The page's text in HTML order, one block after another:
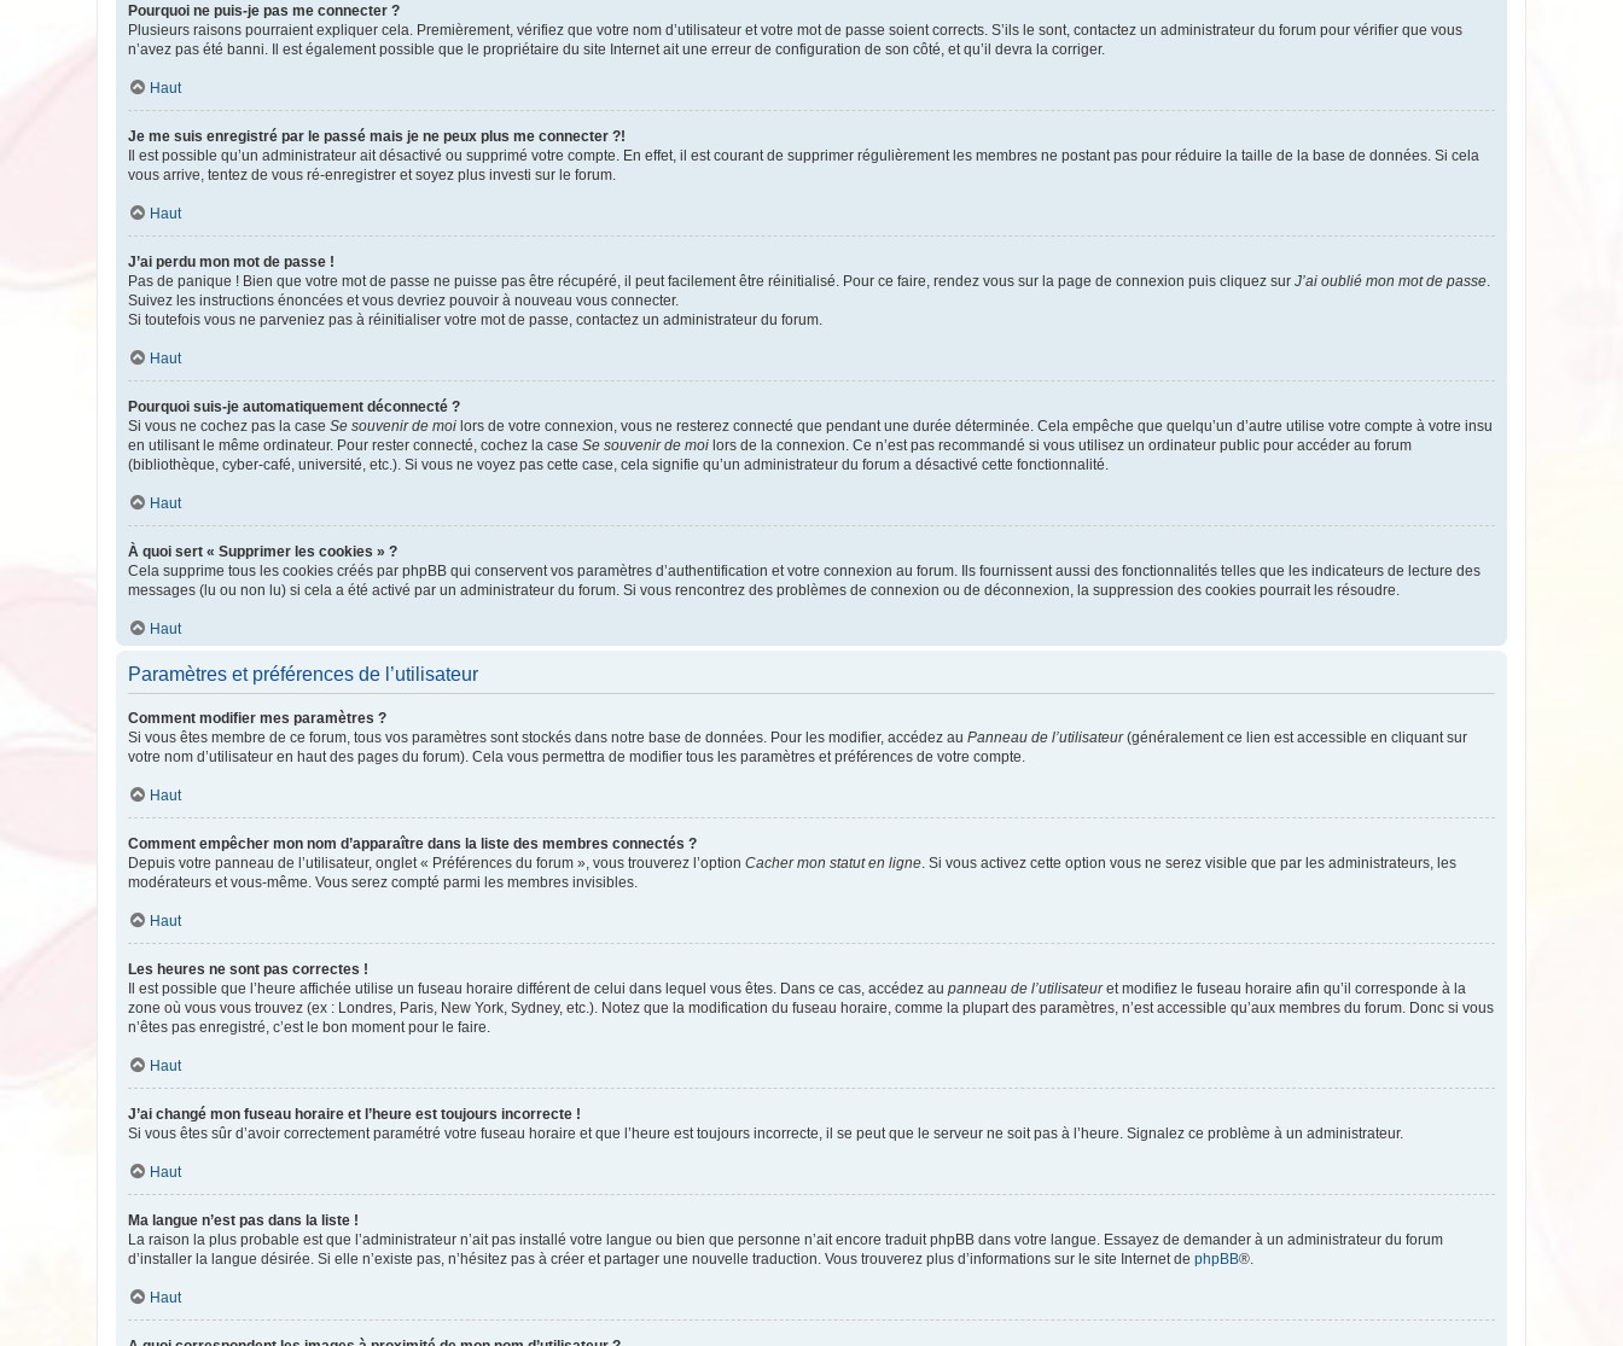
Pourquoi ne puis-je pas me connecter ?
Plusieurs raisons pourraient expliquer cela. Premièrement, vérifiez que votre nom d’utilisateur et votre mot de passe soient corrects. S’ils le sont, contactez un administrateur du forum pour vérifier que vous
n’avez pas été banni. Il est également possible que le propriétaire du site Internet ait une erreur de configuration de son côté, et qu’il devra la corriger.
Haut
Je me suis enregistré par le passé mais je ne peux plus me connecter ?!
Il est possible qu’un administrateur ait désactivé ou supprimé votre compte. En effet, il est courant de supprimer régulièrement les membres ne postant pas pour réduire la taille de la base de données. Si cela
vous arrive, tentez de vous ré-enregistrer et soyez plus investi sur le forum.
Haut
J’ai perdu mon mot de passe !
Pas de panique ! Bien que votre mot de passe ne puisse pas être récupéré, il peut facilement être réinitialisé. Pour ce faire, rendez vous sur la page de connexion puis cliquez sur J’ai oublié mon mot de passe
Suivez les instructions énoncées et vous devriez pouvoir à nouveau vous connecter.
Si toutefois vous ne parveniez pas à réinitialiser votre mot de passe, contactez un administrateur du forum.
Haut
Pourquoi suis-je automatiquement déconnecté ?
Si vous ne cochez pas la case Se souvenir de moi lors de votre connexion, vous ne resterez connecté que pendant une durée déterminée. Cela empêche que quelqu’un d’autre utilise votre compte à votre insu
en utilisant le même ordinateur. Pour rester connecté, cochez la case Se souvenir de moi lors de la connexion. Ce n’est pas recommandé si vous utilisez un ordinateur public pour accéder au forum
(bibliothèque, cyber-café, université, etc.). Si vous ne voyez pas cette case, cela signifie qu’un administrateur du forum a désactivé cette fonctionnalité.
Haut
À quoi sert « Supprimer les cookies » ?
Cela supprime tous les cookies créés par phpBB qui conservent vos paramètres d’authentification et votre connexion au forum. Ils fournissent aussi des fonctionnalités telles que les indicateurs de lecture des
messages (lu ou non lu) si cela a été activé par un administrateur du forum. Si vous rencontrez des problèmes de connexion ou de déconnexion, la suppression des cookies pourrait les résoudre.
Haut
Paramètres et préférences de l’utilisateur
Comment modifier mes paramètres ?
Si vous êtes membre de ce forum, tous vos paramètres sont stockés dans notre base de données. Pour les modifier, accédez au Panneau de l’utilisateur(généralement ce lien est accessible en cliquant sur
votre nom d’utilisateur en haut des pages du forum). Cela vous permettra de modifier tous les paramètres et préférences de votre compte.
Haut
Comment empêcher mon nom d’apparaître dans la liste des membres connectés ?
Depuis votre panneau de l’utilisateur, onglet « Préférences du forum », vous trouverez l’option Cacher mon statut en ligne . Si vous activez cette option vous ne serez visible que par les administrateurs, les
modérateurs et vous-même. Vous serez compté parmi les membres invisibles.
Haut
Les heures ne sont pas correctes !
Il est possible que l’heure affichée utilise un fuseau horaire différent de celui dans lequel vous êtes. Dans ce cas, accédez au panneau de l’utilisateuret modifiez le fuseau horaire afin qu’il corresponde à la
zone où vous vous trouvez (ex : Londres, Paris, New York, Sydney, etc.). Notez que la modification du fuseau horaire, comme la plupart des paramètres, n’est accessible qu’aux membres du forum. Donc si vous
n’êtes pas enregistré, c’est le bon moment pour le faire.
Haut
J’ai changé mon fuseau horaire et l’heure est toujours incorrecte !
Si vous êtes sûr d’avoir correctement paramétré votre fuseau horaire et que l’heure est toujours incorrecte, il se peut que le serveur ne soit pas à l’heure. Signalez ce problème à un administrateur.
Haut
Ma langue n’est pas dans la liste !
La raison la plus probable est que l’administrateur n’ait pas installé votre langue ou bien que personne n’ait encore traduit phpBB dans votre langue. Essayez de demander à un administrateur du forum
d’installer la langue désirée. Si elle n’existe pas, n’hésitez pas à créer et partager une nouvelle traduction. Vous trouverez plus d’informations sur le site Internet de phpBB®.
Haut